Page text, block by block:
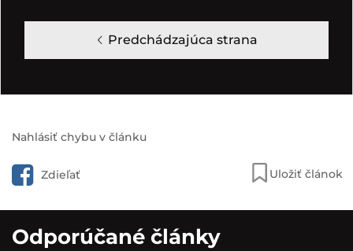
Predchádzajúca strana
Nahlásiť chybu v článku
Zdieľať Uložiť článok
Odporúčané články